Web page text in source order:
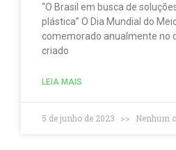
“O Brasil em busca de
plástica” O Dia Mundial do
comemorado anualmente no
criado
LEIA MAIS
5 de junho de 2023 Nenhum